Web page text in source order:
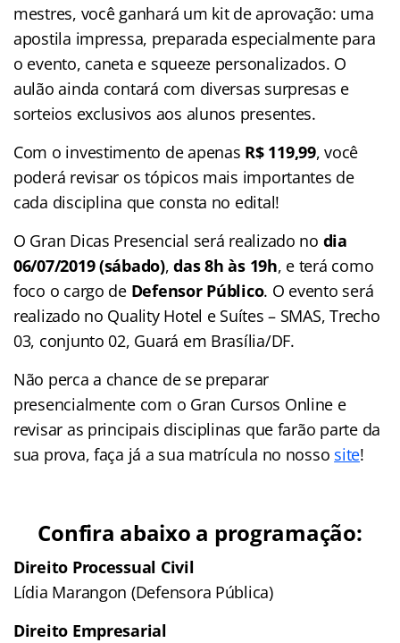
mestres, você ganhará um kit de aprovação: uma
apostila impressa, preparada especialmente para
o evento, caneta e squeeze personalizados. O
aulão ainda contará com diversas surpresas e
sorteios exclusivos aos alunos presentes.
Com o investimento de apenas R$ 119,99, você
poderá revisar os tópicos mais importantes de
cada disciplina que consta no edital!
O Gran Dicas Presencial será realizado no dia
06/07/2019 (sábado),das 8h às 19h, e terá como
foco o cargo de Defensor Público. O evento será
realizado no Quality Hotel e Suítes – SMAS, Trecho
03, conjunto 02, Guará em Brasília/DF.
Não perca a chance de se preparar
presencialmente com o Gran Cursos Online e
revisar as principais disciplinas que farão parte da
sua prova, faça já a sua matrícula no nosso site!
Confira abaixo a programação:
Direito Processual Civil
Lídia Marangon (Defensora Pública)
Direito Empresarial